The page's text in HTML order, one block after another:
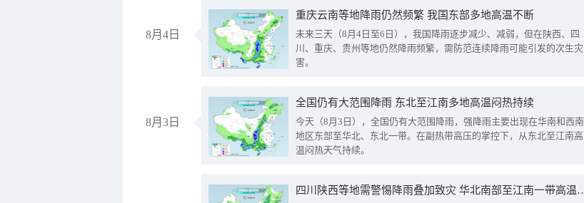
8月4日
重庆云南等地降雨仍然频繁 我国东部多地高温不断
未来三天（8月4日至6日），我国降雨逐步减少、减弱，但在陕西、四
川、重庆、贵州等地仍然降雨频繁，需防范连续降雨可能引发的次生灾
害。
8月3日
全国仍有大范围降雨 东北至江南多地高温闷热持续
今天（8月3日），全国仍有大范围降雨，强降雨主要出现在华南和西南
地区东部至华北、东北一带。在副热带高压的掌控下，从东北至江南高
温闷热天气持续。
四川陕西等地需警惕降雨叠加致